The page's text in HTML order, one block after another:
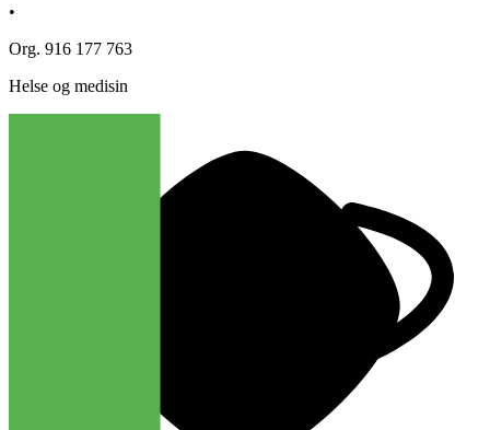
•
Org. 916 177 763
Helse og medisin